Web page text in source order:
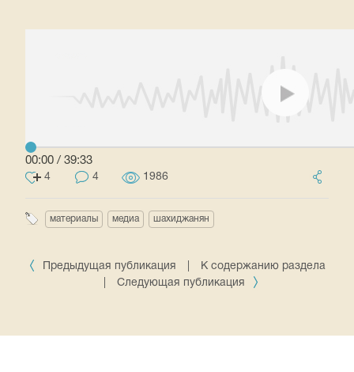
00:00 / 39:33
4 4 1986
материалы медиа шахиджанян
Предыдущая публикация
К содержанию раздела
Следующая публикация